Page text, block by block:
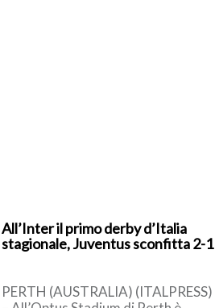
All’Inter il primo derby d’Italia
stagionale, Juventus sconfitta 2-1
PERTH (AUSTRALIA) (ITALPRESS)